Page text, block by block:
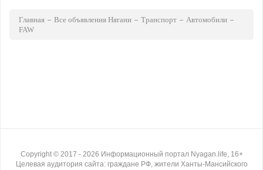
Главная Все объявления Нягани Транспорт
Автомобили
FAW
Copyright © 2017 - 2026 Информационный портал Nyagan.life, 16+
Целевая аудитория сайта: граждане РФ, жители Ханты-Мансийского